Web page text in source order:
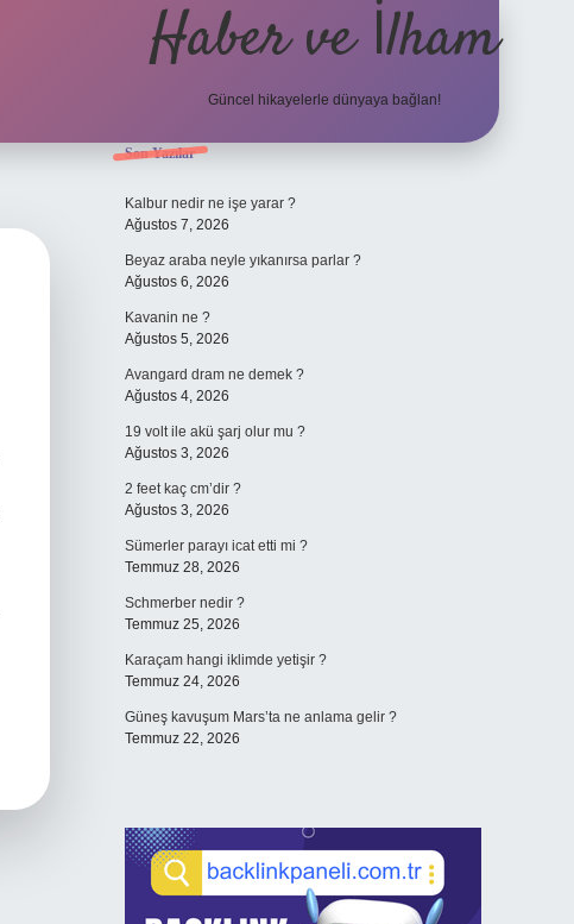
Haber ve İlham
Güncel hikayelerle dünyaya bağlan!
Sidebar
Son Yazılar
Kalbur nedir ne işe yarar ?
Ağustos 7, 2026
Beyaz araba neyle yıkanırsa parlar ?
Ağustos 6, 2026
Kavanin ne ?
Ağustos 5, 2026
Avangard dram ne demek ?
Ağustos 4, 2026
19 volt ile akü şarj olur mu ?
Ağustos 3, 2026
2 feet kaç cm’dir ?
Ağustos 3, 2026
Sümerler parayı icat etti mi ?
Temmuz 28, 2026
Schmerber nedir ?
Temmuz 25, 2026
Karaçam hangi iklimde yetişir ?
Temmuz 24, 2026
Güneş kavuşum Mars’ta ne anlama gelir ?
Temmuz 22, 2026